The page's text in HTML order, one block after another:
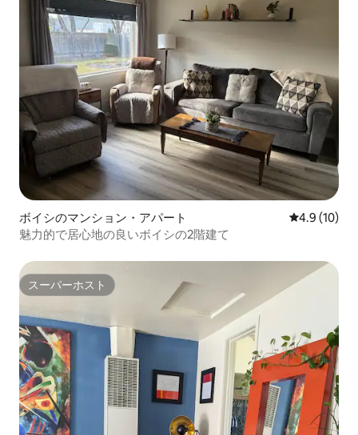
ボイシのマンション・アパート レビュー10
4.9 (10)
魅力的で居心地の良いボイシの2階建て
スーパーホスト
スーパーホスト